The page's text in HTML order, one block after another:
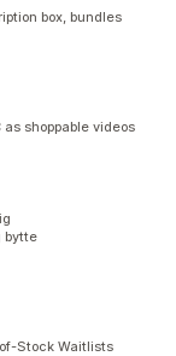
box, bundles
shoppable videos
bytte
Stock Waitlists